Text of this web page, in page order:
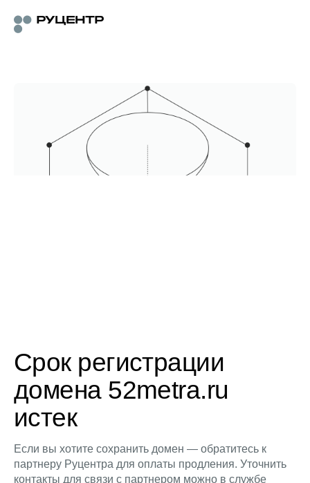
Срок регистрации
домена 52metra.ru
истек
Если вы хотите сохранить домен — обратитесь к
партнеру Руцентра для оплаты продления. Уточнить
контакты для связи с партнером можно в службе